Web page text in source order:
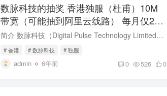
数脉科技的抽奖 香港独服（杜甫）10M
带宽（可能抽到阿里云线路） 每月仅299
港币 年付2990港币 #2020年5月#
简介 数脉科技（Digital Pulse Technology Limited，香港CR编号 2830621），香港数据中心基础服务商，依托于Tier3+数据中心，致力于为中小企业提供高品质的数据中心基础服务及服务器租用、服务...
# 香港 # 数脉科技 # 独服
admin 6年前 0 526 0